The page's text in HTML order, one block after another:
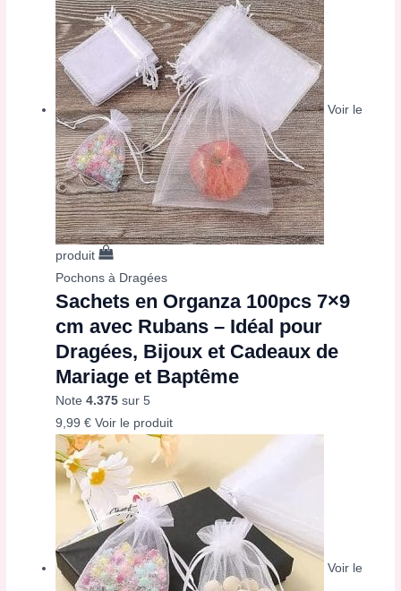
Voir le
produit
Pochons à Dragées
Sachets en Organza 100pcs 7×9
cm avec Rubans – Idéal pour
Dragées, Bijoux et Cadeaux de
Mariage et Baptême
Note4.375 sur 5
9,99€ Voir le produit
Voir le